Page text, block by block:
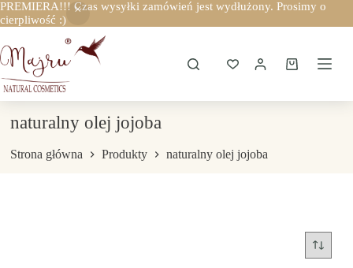
PREMIERA!!! Czas wysyłki zamówień jest wydłużony. Prosimy o
cierpliwość :)
do
treści
Koszyk
naturalny olej jojoba
Strona główna Produkty naturalny olej jojoba